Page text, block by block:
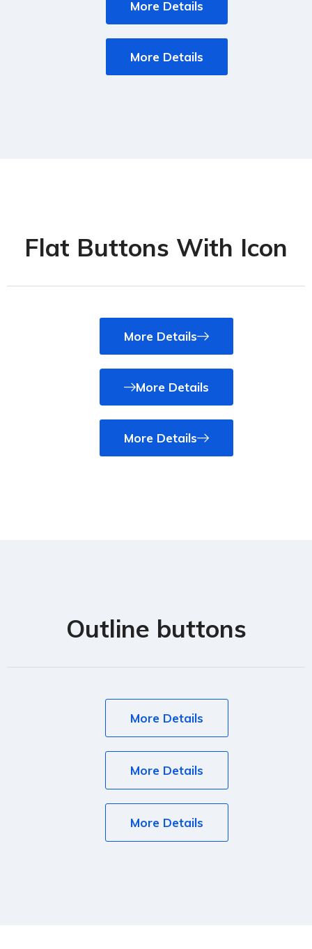
More Details
More Details
Flat Buttons With Icon
More Details
More Details
More Details
Outline buttons
More Details
More Details
More Details